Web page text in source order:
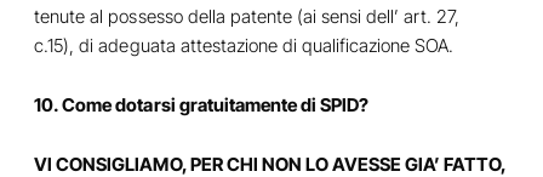
tenute al possesso della patente (ai sensi dell’ art. 27,
c.15), di adeguata attestazione di qualificazione SOA.
10. Come dotarsi gratuitamente di SPID?
VI CONSIGLIAMO, PER CHI NON LO AVESSE GIA’ FATTO,